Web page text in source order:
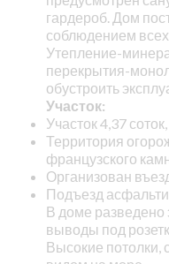
гардероб. Дом
соблюдением
Утепление-
перекрытия-
обустроить
Участок:
Участок 4,37
Территория
французского
Организован
Подъезд
В доме разведено
выводы под
Высокие потолки,